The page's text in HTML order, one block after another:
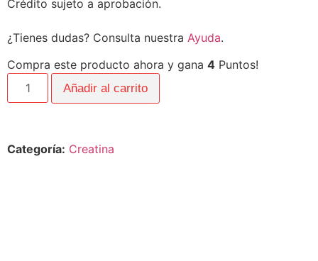
Crédito sujeto a aprobación.
¿Tienes dudas? Consulta nuestra Ayuda.
Compra este producto ahora y gana 4 Puntos!
Añadir al carrito
Categoría: Creatina